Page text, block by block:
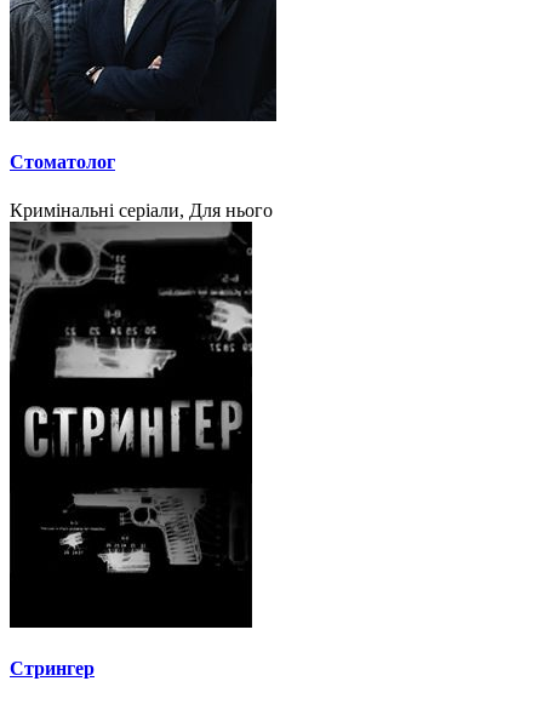
Стоматолог
Кримінальні серіали, Для нього
Стрингер